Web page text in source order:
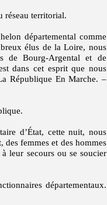
réseau territorial.
départemental comme
élus de la Loire, nous
de Bourg-Argental et de
dans cet esprit que nous
République En Marche. –
d’État, cette nuit, nous
des femmes et des hommes
leur secours ou se soucier
départementaux.